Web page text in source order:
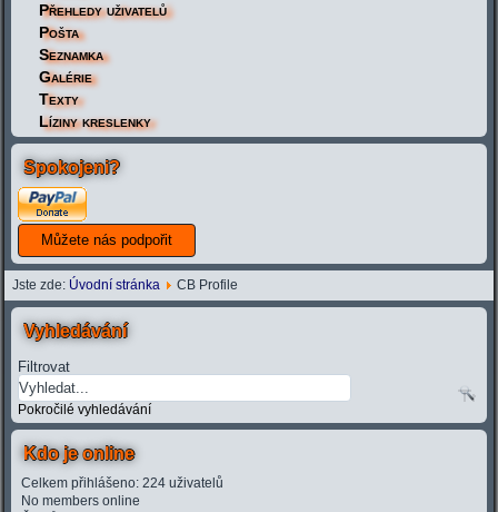
Přehledy uživatelů
Pošta
Seznamka
Galérie
Texty
Líziny kreslenky
Spokojeni?
Jste zde: Úvodní stránka CB Profile
Vyhledávání
Filtrovat
Pokročilé vyhledávání
Kdo je online
Celkem přihlášeno: 224 uživatelů
No members online